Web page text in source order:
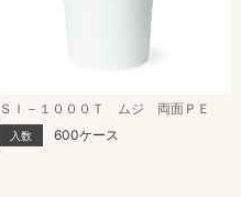
ＳＩ－１０００Ｔ ムジ 両面ＰＥ
入数 600ケース